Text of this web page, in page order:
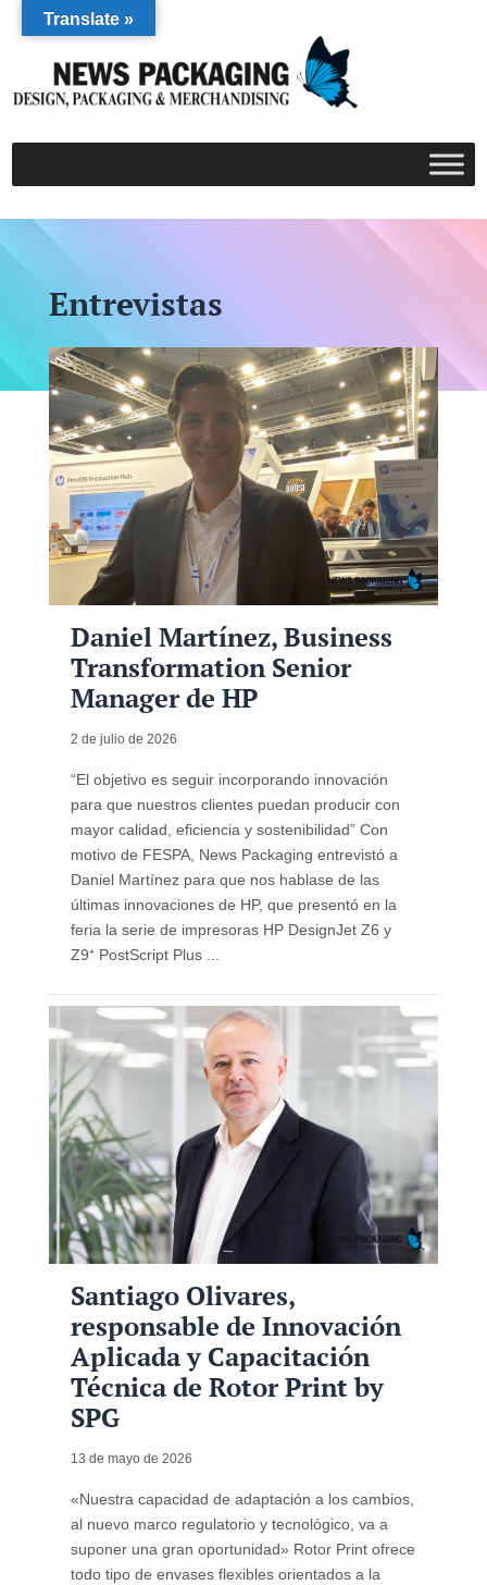
Entrevistas
Daniel Martínez, Business
Transformation Senior
Manager de HP
2 de julio de 2026
“El objetivo es seguir incorporando innovación
para que nuestros clientes puedan producir con
mayor calidad, eficiencia y sostenibilidad” Con
motivo de FESPA, News Packaging entrevistó a
Daniel Martínez para que nos hablase de las
últimas innovaciones de HP, que presentó en la
feria la serie de impresoras HP DesignJet Z6 y
Z9⁺ PostScript Plus ...
Santiago Olivares,
responsable de Innovación
Aplicada y Capacitación
Técnica de Rotor Print by
SPG
13 de mayo de 2026
«Nuestra capacidad de adaptación a los cambios,
al nuevo marco regulatorio y tecnológico, va a
suponer una gran oportunidad» Rotor Print ofrece
todo tipo de envases flexibles orientados a la
Translate »